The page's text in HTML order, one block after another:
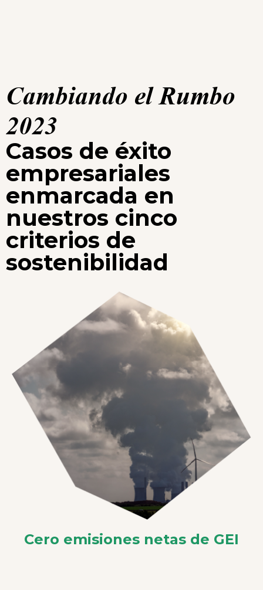
Cambiando el Rumbo
2023
Casos de éxito
empresariales
enmarcada en
nuestros cinco
criterios de
sostenibilidad
Cero emisiones netas de GEI